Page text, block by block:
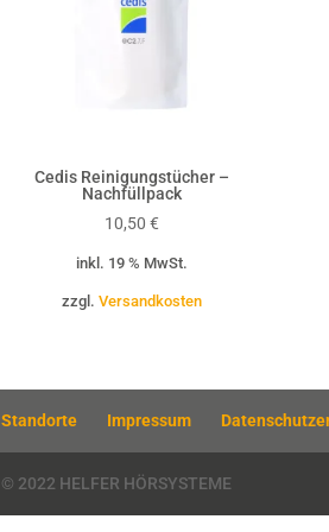
Cedis Reinigungstücher –
Nachfüllpack
10,50€
inkl. 19 % MwSt.
zzgl.Versandkosten
Standorte Impressum
© 2022 HELFER HÖRSYSTEME